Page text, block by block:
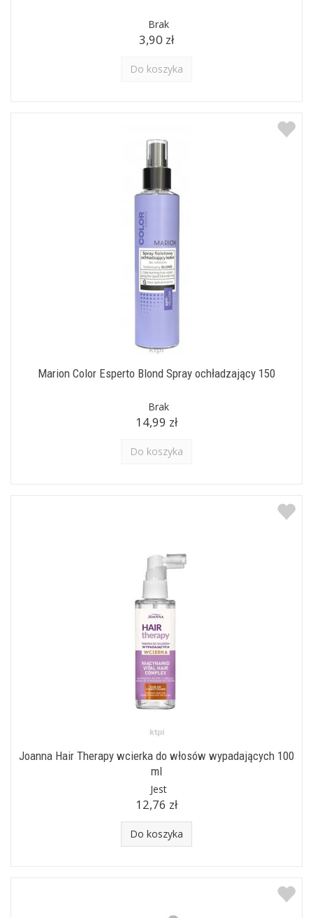
Brak
3,90 zł
Do koszyka
Marion Color Esperto Blond Spray ochładzający 150
Brak
14,99 zł
Do koszyka
Joanna Hair Therapy wcierka do włosów wypadających 100
ml
Jest
12,76 zł
Do koszyka